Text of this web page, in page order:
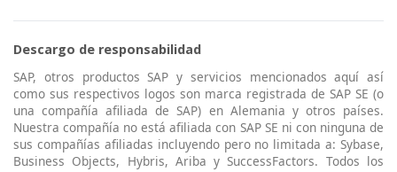
Descargo de responsabilidad
SAP, otros productos SAP y servicios mencionados aquí así
como sus respectivos logos son marca registrada de SAP SE (o
una compañía afiliada de SAP) en Alemania y otros países.
Nuestra compañía no está afiliada con SAP SE ni con ninguna de
sus compañías afiliadas incluyendo pero no limitada a: Sybase,
Business Objects, Hybris, Ariba y SuccessFactors. Todos los